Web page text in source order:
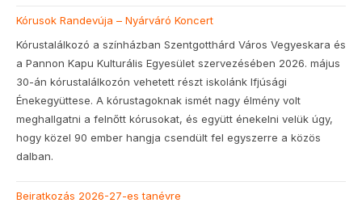
ünnepség
Kórusok Randevúja – Nyárváró Koncert
Kórustalálkozó a színházban Szentgotthárd Város Vegyeskara és
a Pannon Kapu Kulturális Egyesület szervezésében 2026. május
30-án kórustalálkozón vehetett részt iskolánk Ifjúsági
Énekegyüttese. A kórustagoknak ismét nagy élmény volt
meghallgatni a felnőtt kórusokat, és együtt énekelni velük úgy,
hogy közel 90 ember hangja csendült fel egyszerre a közös
dalban.
Beiratkozás 2026-27-es tanévre